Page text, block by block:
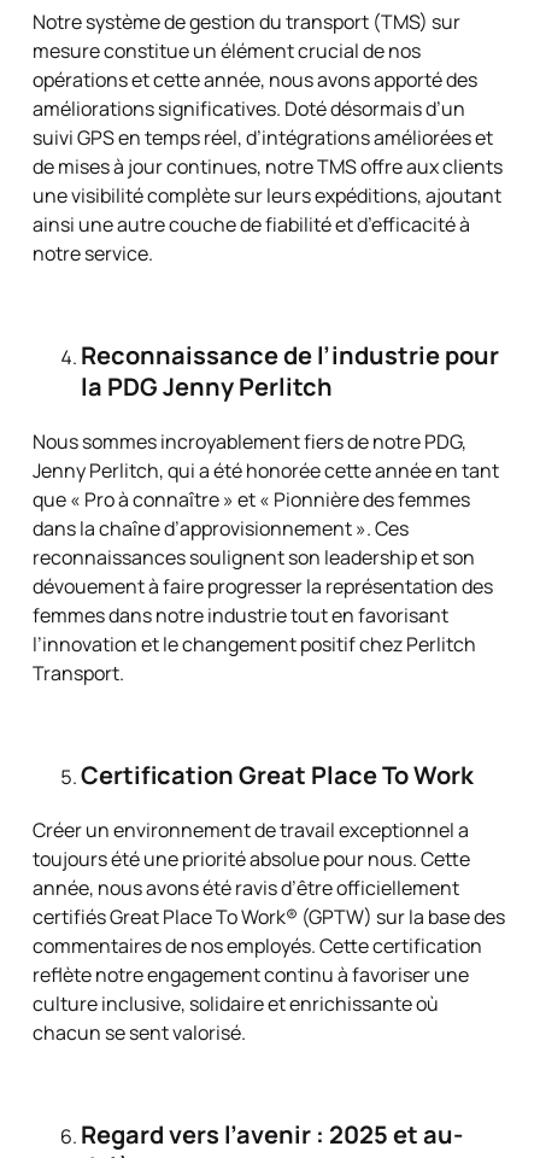
Notre système de gestion du transport (TMS) sur
mesure constitue un élément crucial de nos
opérations et cette année, nous avons apporté des
améliorations significatives. Doté désormais d’un
suivi GPS en temps réel, d’intégrations améliorées et
de mises à jour continues, notre TMS offre aux clients
une visibilité complète sur leurs expéditions, ajoutant
ainsi une autre couche de fiabilité et d’efficacité à
notre service.
Reconnaissance de l’industrie pour
la PDG Jenny Perlitch
Nous sommes incroyablement fiers de notre PDG,
Jenny Perlitch, qui a été honorée cette année en tant
que « Pro à connaître » et « Pionnière des femmes
dans la chaîne d’approvisionnement ». Ces
reconnaissances soulignent son leadership et son
dévouement à faire progresser la représentation des
femmes dans notre industrie tout en favorisant
l’innovation et le changement positif chez Perlitch
Transport.
Certification Great Place To Work
Créer un environnement de travail exceptionnel a
toujours été une priorité absolue pour nous. Cette
année, nous avons été ravis d’être officiellement
certifiés Great Place To Work® (GPTW) sur la base des
commentaires de nos employés. Cette certification
reflète notre engagement continu à favoriser une
culture inclusive, solidaire et enrichissante où
chacun se sent valorisé.
Regard vers l’avenir : 2025 et au-